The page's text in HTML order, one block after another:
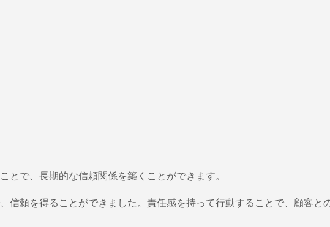
とで、長期的な信頼関係を築くことができます。
頼を得ることができました。責任感を持って行動することで、顧客と